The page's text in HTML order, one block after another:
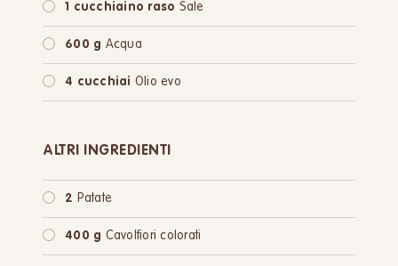
1 cucchiaino raso Sale
600 g Acqua
4 cucchiai Olio evo
ALTRI INGREDIENTI
2 Patate
400 g Cavolfiori colorati